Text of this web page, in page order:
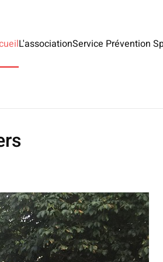
L'associationService Prévention